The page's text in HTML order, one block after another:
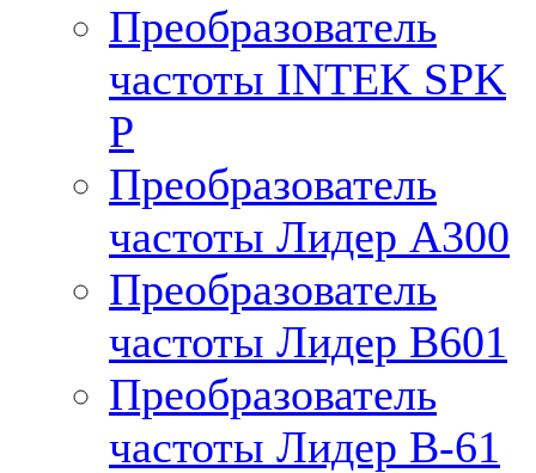
Преобразователь
частоты INTEK SPK
P
Преобразователь
частоты Лидер А300
Преобразователь
частоты Лидер B601
Преобразователь
частоты Лидер В-61